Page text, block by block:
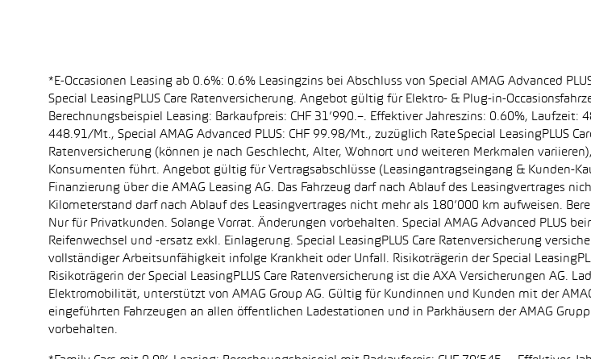
*E-Occasionen Leasing ab 0.6%: 0.6% Leasingzins bei Abschluss von Special AMAG Advanced
Special LeasingPLUS Care Ratenversicherung. Angebot gültig für Elektro- & Plug-in-
Berechnungsbeispiel Leasing: Barkaufpreis: CHF 31’990.–. Effektiver Jahreszins: 0.60%, Laufzeit:
448.91/Mt., Special AMAG Advanced PLUS: CHF 99.98/Mt., zuzüglich Rate Special LeasingPLUS
Ratenversicherung (können je nach Geschlecht, Alter, Wohnort und weiteren Merkmalen
Konsumenten führt. Angebot gültig für Vertragsabschlüsse (Leasingantragseingang & Kunden-
Finanzierung über die AMAG Leasing AG. Das Fahrzeug darf nach Ablauf des Leasingvertrages
Kilometerstand darf nach Ablauf des Leasingvertrages nicht mehr als 180’000 km aufweisen.
Nur für Privatkunden. Solange Vorrat. Änderungen vorbehalten. Special AMAG Advanced PLUS
Reifenwechsel und -ersatz exkl. Einlagerung. Special LeasingPLUS Care Ratenversicherung
vollständiger Arbeitsunfähigkeit infolge Krankheit oder Unfall. Risikoträgerin der Special
Risikoträgerin der Special LeasingPLUS Care Ratenversicherung ist die AXA Versicherungen AG.
Elektromobilität, unterstützt von AMAG Group AG. Gültig für Kundinnen und Kunden mit der
eingeführten Fahrzeugen an allen öffentlichen Ladestationen und in Parkhäusern der AMAG
vorbehalten.